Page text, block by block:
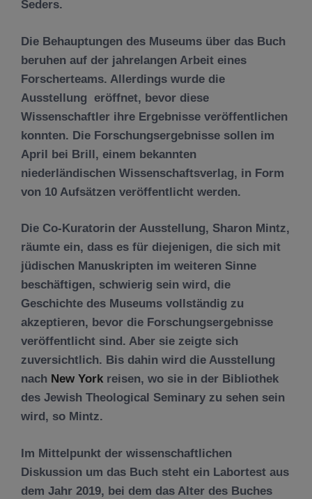
Seders.
Die Behauptungen des Museums über das Buch
beruhen auf der jahrelangen Arbeit eines
Forscherteams. Allerdings wurde die
Ausstellung eröffnet, bevor diese
Wissenschaftler ihre Ergebnisse veröffentlichen
konnten. Die Forschungsergebnisse sollen im
April bei Brill, einem bekannten
niederländischen Wissenschaftsverlag, in Form
von 10 Aufsätzen veröffentlicht werden.
Die Co-Kuratorin der Ausstellung, Sharon Mintz,
räumte ein, dass es für diejenigen, die sich mit
jüdischen Manuskripten im weiteren Sinne
beschäftigen, schwierig sein wird, die
Geschichte des Museums vollständig zu
akzeptieren, bevor die Forschungsergebnisse
veröffentlicht sind. Aber sie zeigte sich
zuversichtlich. Bis dahin wird die Ausstellung
nach New York reisen, wo sie in der Bibliothek
des Jewish Theological Seminary zu sehen sein
wird, so Mintz.
Im Mittelpunkt der wissenschaftlichen
Diskussion um das Buch steht ein Labortest aus
dem Jahr 2019, bei dem das Alter des Buches